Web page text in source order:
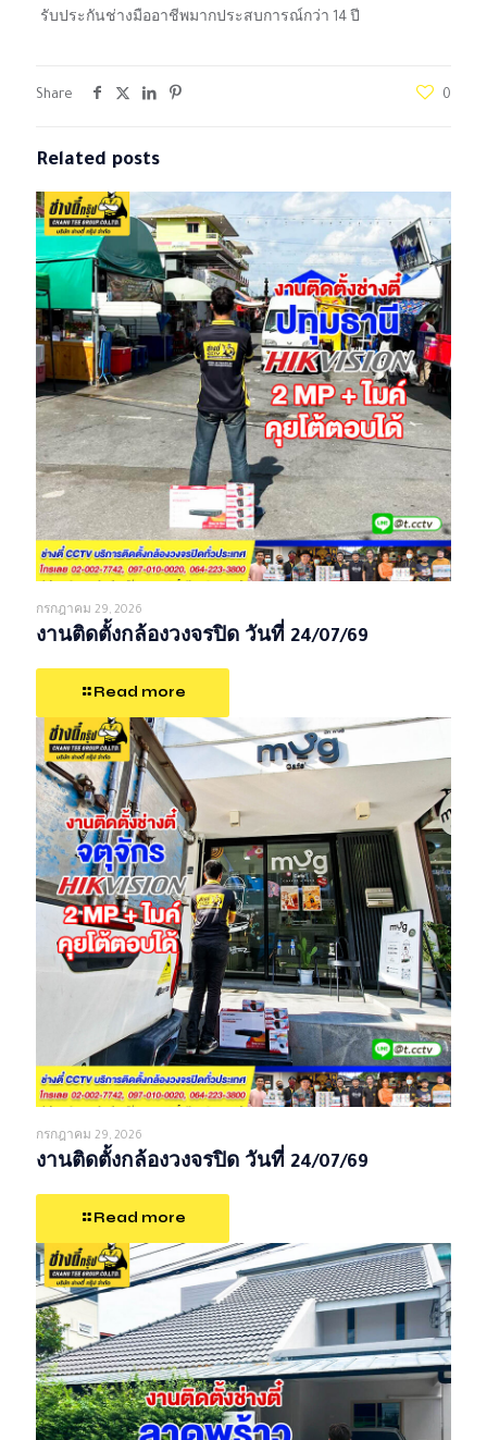
รับประกันช่างมืออาชีพมากประสบการณ์กว่า 14 ปี
Share 0
Related posts
กรกฎาคม 29, 2026
งานติดตั้งกล้องวงจรปิด วันที่ 24/07/69
Read more
กรกฎาคม 29, 2026
งานติดตั้งกล้องวงจรปิด วันที่ 24/07/69
Read more